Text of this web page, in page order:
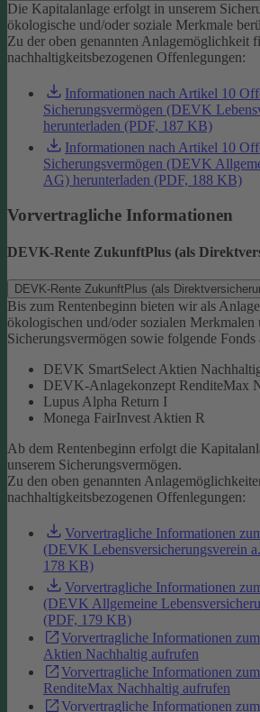
Die Kapitalanlage erfolgt in unserem
ökologische und/oder soziale Merkmale
Zu der oben genannten Anlagemöglichkeit
nachhaltigkeitsbezogenen Offenlegungen:
Informationen nach Artikel 10
Sicherungsvermögen (DEVK
herunterladen (PDF, 187 KB)
Informationen nach Artikel 10
Sicherungsvermögen (DEVK
AG) herunterladen (PDF, 188 KB)
Vorvertragliche Informationen
DEVK-Rente ZukunftPlus (als
DEVK-Rente ZukunftPlus (als
Bis zum Rentenbeginn bieten wir als
ökologischen und/oder sozialen Merkmalen
Sicherungsvermögen sowie folgende Fonds
DEVK SmartSelect Aktien
DEVK-Anlagekonzept RenditeMax
Lupus Alpha Return I
Monega FairInvest Aktien R
Ab dem Rentenbeginn erfolgt die
unserem Sicherungsvermögen.
Zu den oben genannten
nachhaltigkeitsbezogenen Offenlegungen:
Vorvertragliche Informationen
(DEVK Lebensversicherungsverein
178 KB)
Vorvertragliche Informationen
(DEVK Allgemeine
(PDF, 179 KB)
Vorvertragliche Informationen
Aktien Nachhaltig aufrufen
Vorvertragliche Informationen
RenditeMax Nachhaltig aufrufen
Vorvertragliche Informationen